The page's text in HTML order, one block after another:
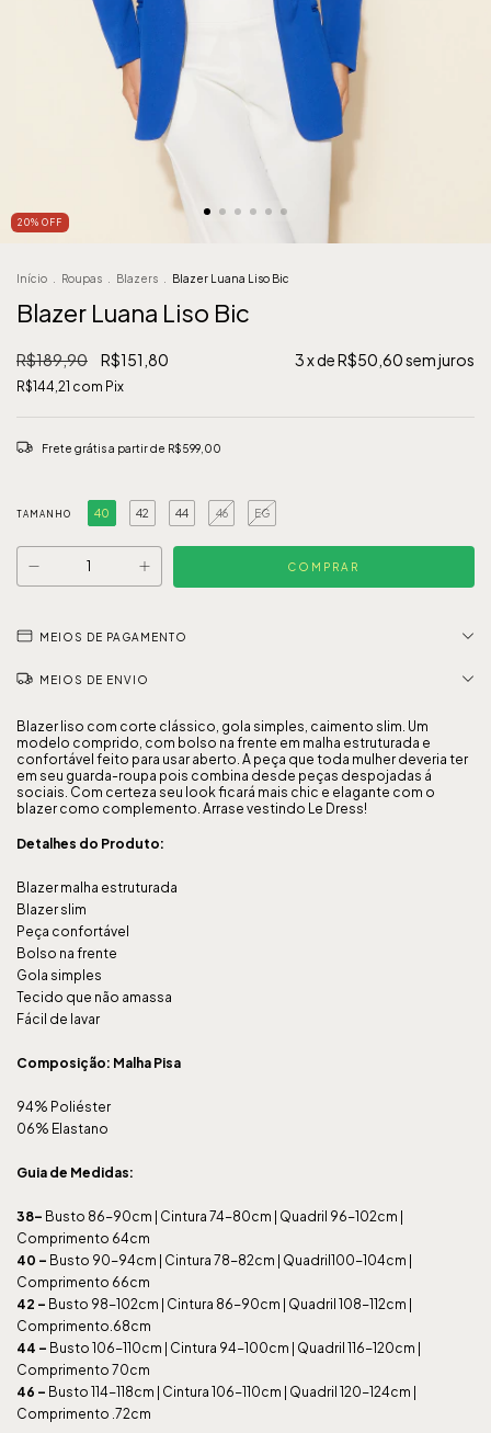
20% OFF
Início Roupas Blazers Blazer Luana Liso Bic
Blazer Luana Liso Bic
R$189,90 R$151,80 3x deR$50,60sem juros
R$144,21 com Pix
Frete grátisa partir de R$599,00
TAMANHO 40 42 44 46 EG
MEIOS DE PAGAMENTO
MEIOS DE ENVIO
Blazer liso com corte clássico, gola simples, caimento slim. Um
modelo comprido, com bolso na frente em malha estruturada e
confortável feito para usar aberto. A peça que toda mulher deveria ter
em seu guarda-roupa pois combina desde peças despojadas á
sociais. Com certeza seu look ficará mais chic e elagante com o
blazer como complemento. Arrase vestindo Le Dress!
Detalhes do Produto:
Blazer malha estruturada
Blazer slim
Peça confortável
Bolso na frente
Gola simples
Tecido que não amassa
Fácil de lavar
Composição: Malha Pisa
94% Poliéster
06% Elastano
Guia de Medidas:
38– Busto 86-90cm | Cintura 74-80cm | Quadril 96-102cm |
Comprimento 64cm
40 – Busto 90-94cm | Cintura 78-82cm | Quadril100-104cm |
Comprimento 66cm
42 – Busto 98-102cm | Cintura 86-90cm | Quadril 108-112cm |
Comprimento.68cm
44 – Busto 106-110cm | Cintura 94-100cm | Quadril 116-120cm |
Comprimento 70cm
46 – Busto 114-118cm | Cintura 106-110cm | Quadril 120-124cm |
Comprimento .72cm